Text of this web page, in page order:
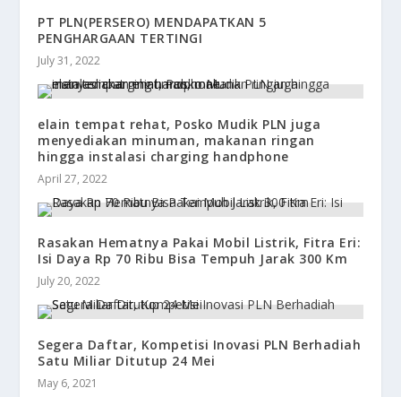
PT PLN(PERSERO) MENDAPATKAN 5
PENGHARGAAN TERTINGI
July 31, 2022
elain tempat rehat, Posko Mudik PLN juga
menyediakan minuman, makanan ringan
hingga instalasi charging handphone
April 27, 2022
Rasakan Hematnya Pakai Mobil Listrik, Fitra Eri:
Isi Daya Rp 70 Ribu Bisa Tempuh Jarak 300 Km
July 20, 2022
Segera Daftar, Kompetisi Inovasi PLN Berhadiah
Satu Miliar Ditutup 24 Mei
May 6, 2021